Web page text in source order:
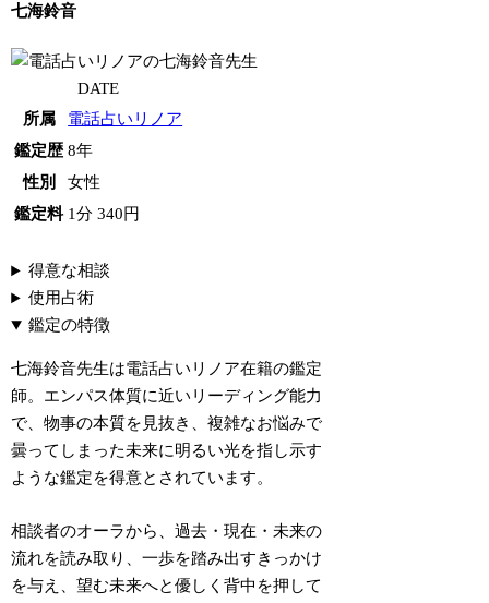
七海鈴音
DATE
所属
電話占いリノア
鑑定歴 8年
性別
女性
鑑定料 1分 340円
得意な相談
使用占術
鑑定の特徴
七海鈴音先生は電話占いリノア在籍の鑑定
師。エンパス体質に近いリーディング能力
で、物事の本質を見抜き、複雑なお悩みで
曇ってしまった未来に明るい光を指し示す
ような鑑定を得意とされています。
相談者のオーラから、過去・現在・未来の
流れを読み取り、一歩を踏み出すきっかけ
を与え、望む未来へと優しく背中を押して